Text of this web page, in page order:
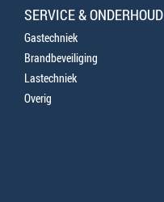
SERVICE & ONDERHOUD
Gastechniek
Brandbeveiliging
Lastechniek
Overig